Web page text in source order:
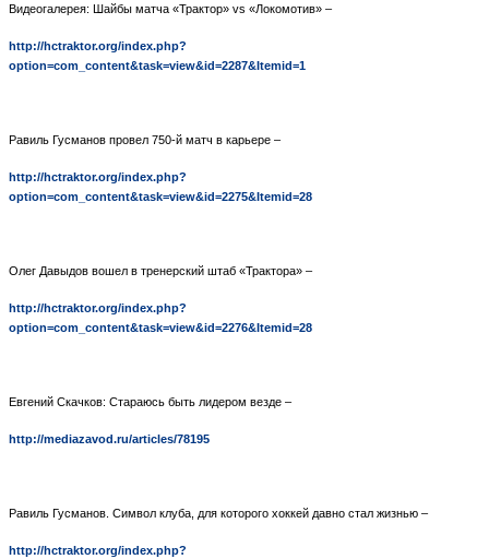
Видеогалерея: Шайбы матча «Трактор» vs «Локомотив» –
http://hctraktor.org/index.php?
option=com_content&task=view&id=2287&Itemid=1
Равиль Гусманов провел 750-й матч в карьере –
http://hctraktor.org/index.php?
option=com_content&task=view&id=2275&Itemid=28
Олег Давыдов вошел в тренерский штаб «Трактора» –
http://hctraktor.org/index.php?
option=com_content&task=view&id=2276&Itemid=28
Евгений Скачков: Стараюсь быть лидером везде –
http://mediazavod.ru/articles/78195
Равиль Гусманов. Символ клуба, для которого хоккей давно стал жизнью –
http://hctraktor.org/index.php?